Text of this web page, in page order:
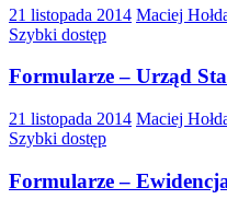
21 listopada 2014 Maciej
Szybki dostęp
Formularze – Urząd
21 listopada 2014 Maciej
Szybki dostęp
Formularze –